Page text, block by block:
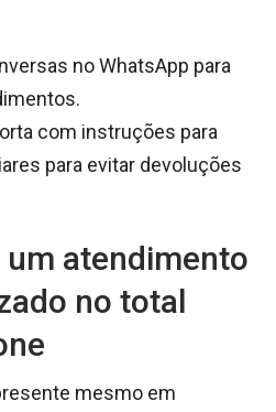
no WhatsApp para
com instruções para
para evitar devoluções
atendimento
no total
mesmo em